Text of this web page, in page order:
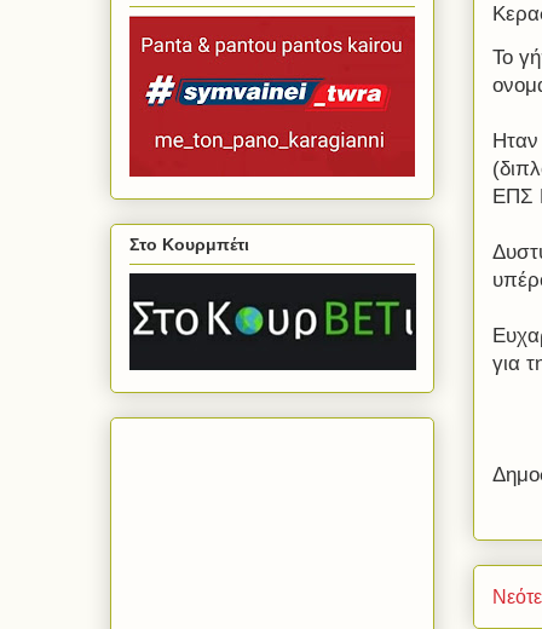
Το
ΕΠΣ
για
Στο Κουρμπέτι